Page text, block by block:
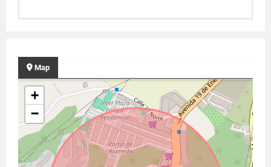
Map
+
−